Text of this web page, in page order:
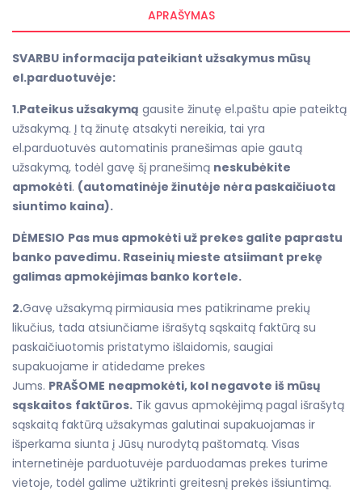
APRAŠYMAS
SVARBU informacija pateikiant užsakymus mūsų
el.parduotuvėje:
1.Pateikus užsakymą gausite žinutę el.paštu apie pateiktą
užsakymą. Į tą žinutę atsakyti nereikia, tai yra
el.parduotuvės automatinis pranešimas apie gautą
užsakymą, todėl gavę šį pranešimą neskubėkite
apmokėti. (automatinėje žinutėje nėra paskaičiuota
siuntimo kaina).
DĖMESIO Pas mus apmokėti už prekes galite paprastu
banko pavedimu. Raseinių mieste atsiimant prekę
galimas apmokėjimas banko kortele.
2.Gavę užsakymą pirmiausia mes patikriname prekių
likučius, tada atsiunčiame išrašytą sąskaitą faktūrą su
paskaičiuotomis pristatymo išlaidomis, saugiai
supakuojame ir atidedame prekes
Jums. PRAŠOME neapmokėti, kol negavote iš mūsų
sąskaitos faktūros. Tik gavus apmokėjimą pagal išrašytą
sąskaitą faktūrą užsakymas galutinai supakuojamas ir
išperkama siunta į Jūsų nurodytą paštomatą. Visas
internetinėje parduotuvėje parduodamas prekes turime
vietoje, todėl galime užtikrinti greitesnį prekės išsiuntimą.